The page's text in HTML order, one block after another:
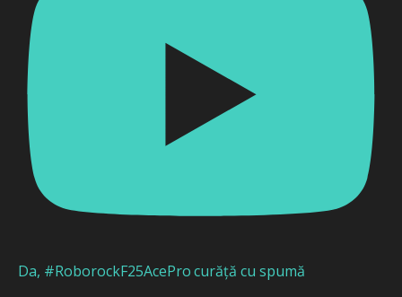
Da, #RoborockF25AcePro curăță cu spumă